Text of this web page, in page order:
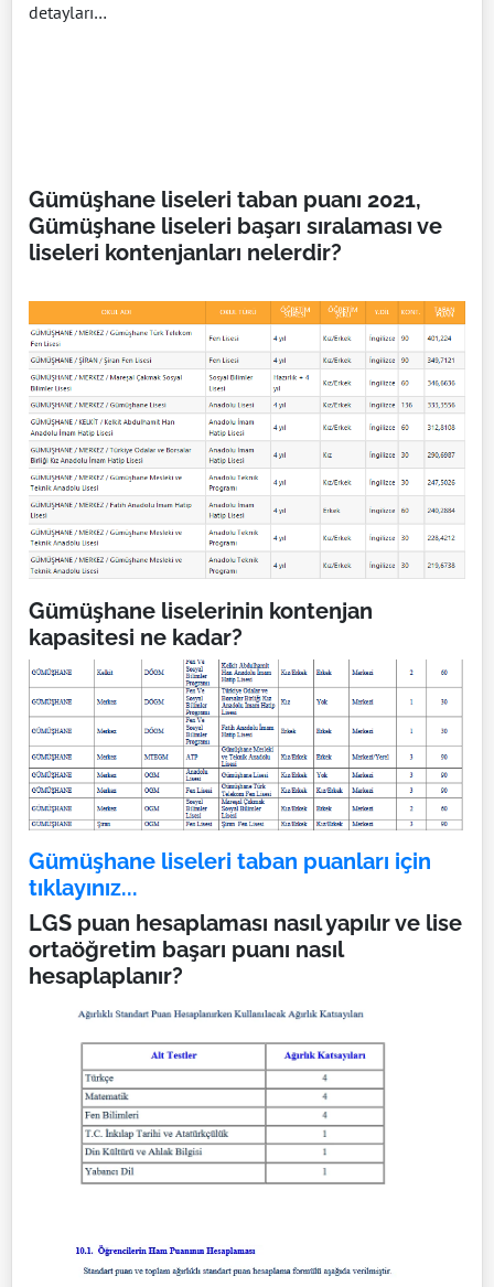
detayları…
Gümüşhane liseleri taban puanı 2021,
Gümüşhane liseleri başarı sıralaması ve
liseleri kontenjanları nelerdir?
Gümüşhane liselerinin kontenjan
kapasitesi ne kadar?
Gümüşhane liseleri taban puanları için
tıklayınız...
LGS puan hesaplaması nasıl yapılır ve lise
ortaöğretim başarı puanı nasıl
hesaplaplanır?